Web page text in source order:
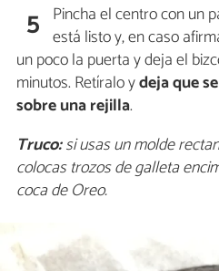
5 Pincha el centro con un
está listo y, en caso
un poco la puerta y deja el
minutos. Retíralo ydeja que
sobre una rejilla.
Truco:si usas un molde
colocas trozos de galleta
coca de Oreo.